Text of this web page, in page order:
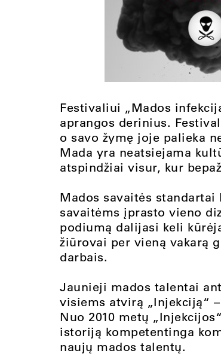
Festivaliui „Mados
aprangos derinius.
o savo žymę joje palieka
Mada yra neatsiejama
atspindžiai visur, kur
Mados savaitės
savaitėms įprasto vieno
podiumą dalijasi keli
žiūrovai per vieną vakarą
darbais.
Jaunieji mados talentai
visiems atvirą „Injekciją“
Nuo 2010 metų
istoriją kompetentinga
naujų mados talentų.